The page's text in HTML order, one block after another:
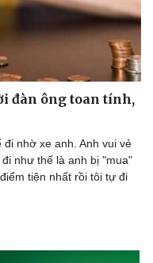
đàn ông toan tính,
đi nhờ xe anh. Anh vui vẻ
như thế là anh bị "mua"
tiện nhất rồi tôi tự đi